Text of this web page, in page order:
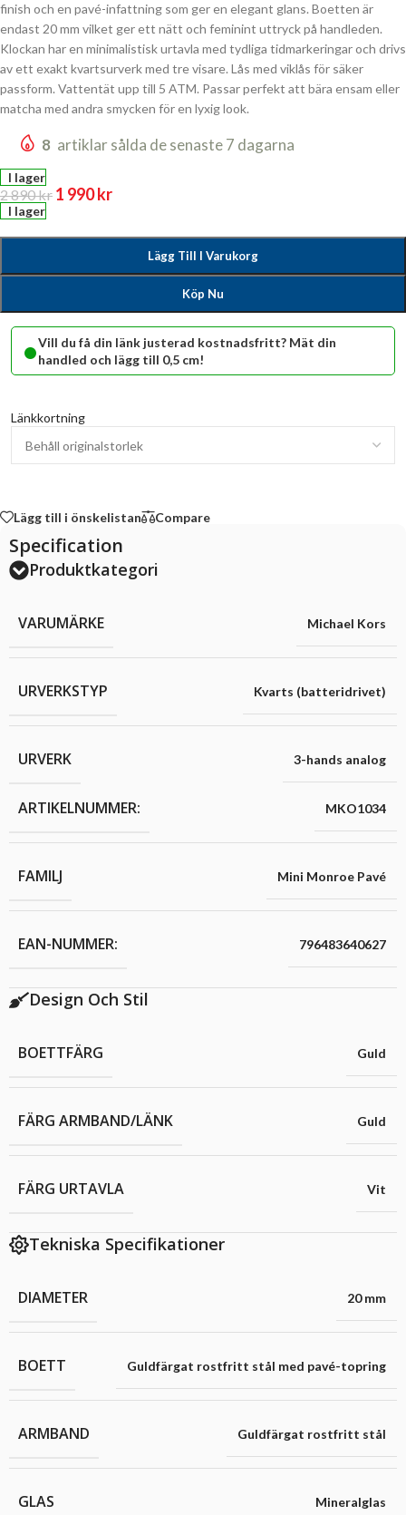
finish och en pavé-infattning som ger en elegant glans. Boetten är
endast 20 mm vilket ger ett nätt och feminint uttryck på handleden.
Klockan har en minimalistisk urtavla med tydliga tidmarkeringar och drivs
av ett exakt kvartsurverk med tre visare. Lås med viklås för säker
passform. Vattentät upp till 5 ATM. Passar perfekt att bära ensam eller
matcha med andra smycken för en lyxig look.
8 artiklar sålda de senaste 7 dagarna
I lager
2 890kr 1 990kr
I lager
Lägg Till I Varukorg
Köp Nu
•Vill du få din länk justerad kostnadsfritt? Mät din
handled och lägg till 0,5 cm!
Länkkortning
Lägg till i önskelistan Compare
Specification
Produktkategori
VARUMÄRKE Michael Kors
URVERKSTYP Kvarts (batteridrivet)
URVERK 3-hands analog
ARTIKELNUMMER: MKO1034
FAMILJ Mini Monroe Pavé
EAN-NUMMER: 796483640627
Design Och Stil
BOETTFÄRG Guld
FÄRG ARMBAND/LÄNK Guld
FÄRG URTAVLA Vit
Tekniska Specifikationer
DIAMETER 20 mm
BOETT Guldfärgat rostfritt stål med pavé-topring
ARMBAND Guldfärgat rostfritt stål
GLAS Mineralglas